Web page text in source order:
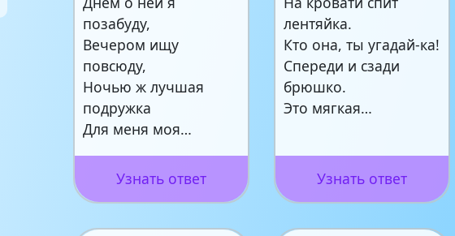
позабуду,
Вечером ищу
повсюду,
Ночью ж лучшая
подружка
Для меня моя…
Узнать ответ
лентяйка.
Кто она, ты угадай-ка!
Спереди и сзади
брюшко.
Это мягкая…
Узнать ответ